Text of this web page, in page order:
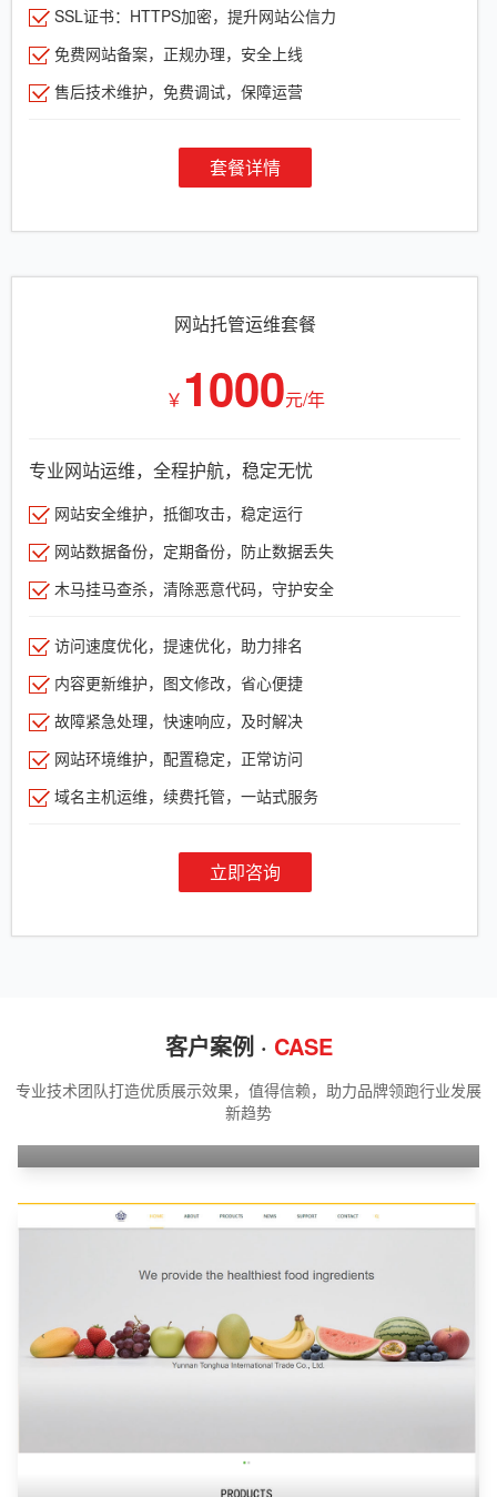
SSL证书：HTTPS加密，提升网站公信力
免费网站备案，正规办理，安全上线
售后技术维护，免费调试，保障运营
套餐详情
网站托管运维套餐
￥ 1000元/年
专业网站运维，全程护航，稳定无忧
网站安全维护，抵御攻击，稳定运行
网站数据备份，定期备份，防止数据丢失
木马挂马查杀，清除恶意代码，守护安全
访问速度优化，提速优化，助力排名
内容更新维护，图文修改，省心便捷
故障紧急处理，快速响应，及时解决
网站环境维护，配置稳定，正常访问
域名主机运维，续费托管，一站式服务
立即咨询
客户案例 · CASE
专业技术团队打造优质展示效果，值得信赖，助力品牌领跑行业发展
新趋势